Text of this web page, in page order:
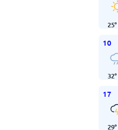
25°
10
32°
17
29°